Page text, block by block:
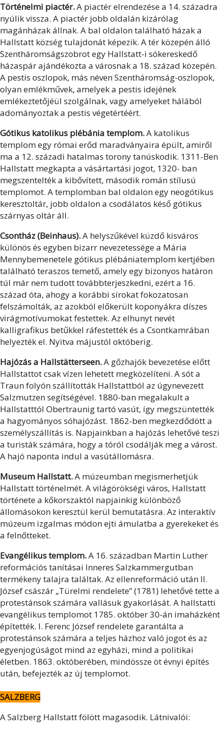
Történelmi piactér.A piactér elrendezése a 14. századra
nyúlik vissza. A piactér jobb oldalán kizárólag
magánházak állnak. A bal oldalon található házak a
Hallstatt község tulajdonát képezik. A tér közepén álló
Szentháromságszobrot egy Hallstatt-i sókereskedő
házaspár ajándékozta a városnak a 18. század közepén.
A pestis oszlopok, más néven Szentháromság-oszlopok,
olyan emlékművek, amelyek a pestis idejének
emlékeztetőjéül szolgálnak, vagy amelyeket hálából
adományoztak a pestis végetértéért.
Gótikus katolikus plébánia templom.A katolikus
templom egy római erőd maradványaira épült, amiről
ma a 12. századi hatalmas torony tanúskodik. 1311-Ben
Hallstatt megkapta a vásártartási jogot, 1320- ban
megszentelték a kibővített, második román stílusú
templomot. A templomban bal oldalon egy neogótikus
keresztoltár, jobb oldalon a csodálatos késő gótikus
szárnyas oltár áll.
Csontház (Beinhaus).A helyszűkével küzdő kisváros
különös és egyben bizarr nevezetessége a Mária
Mennybemenetele gótikus plébániatemplom kertjében
található teraszos temető, amely egy bizonyos határon
túl már nem tudott továbbterjeszkedni, ezért a 16.
század óta, ahogy a korábbi sírokat fokozatosan
felszámolták, az azokból előkerült koponyákra díszes
virágmotívumokat festettek. Az elhunyt nevét
kalligrafikus betűkkel ráfestették és a Csontkamrában
helyezték el. Nyitva májustól októberig.
Hajózás a Hallstätterseen.A gőzhajók bevezetése előtt
Hallstattot csak vízen lehetett megközelíteni. A sót a
Traun folyón szállították Hallstattból az úgynevezett
Salzmutzen segítségével. 1880-ban megalakult a
Hallstatttól Obertraunig tartó vasút, így megszüntették
a hagyományos sóhajózást. 1862-ben megkezdődött a
személyszállítás is. Napjainkban a hajózás lehetővé teszi
a turisták számára, hogy a tóról csodálják meg a várost.
A hajó naponta indul a vasútállomásra.
Museum Hallstatt.A múzeumban megismerhetjük
Hallstatt történelmét. A világörökségi város, Hallstatt
története a kőkorszaktól napjainkig különböző
állomásokon keresztül kerül bemutatásra. Az interaktív
múzeum izgalmas módon ejti ámulatba a gyerekeket és
a felnőtteket.
Evangélikus templom.A 16. században Martin Luther
reformációs tanításai Inneres Salzkammergutban
termékeny talajra találtak. Az ellenreformáció után II.
József császár „Türelmi rendelete” (1781) lehetővé tette a
protestánsok számára vallásuk gyakorlását. A hallstatti
evangélikus templomot 1785. október 30-án imaházként
építették. I. Ferenc József rendelete garantálta a
protestánsok számára a teljes házhoz való jogot és az
egyenjogúságot mind az egyházi, mind a politikai
életben. 1863. októberében, mindössze öt évnyi építés
után, befejezték az új templomot.
SALZBERG
A Salzberg Hallstatt fölött magasodik. Látnivalói: